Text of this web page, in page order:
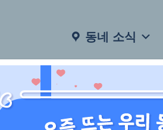
동네 소식